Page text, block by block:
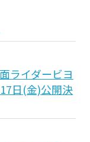
ライダービヨ
日(金)公開決